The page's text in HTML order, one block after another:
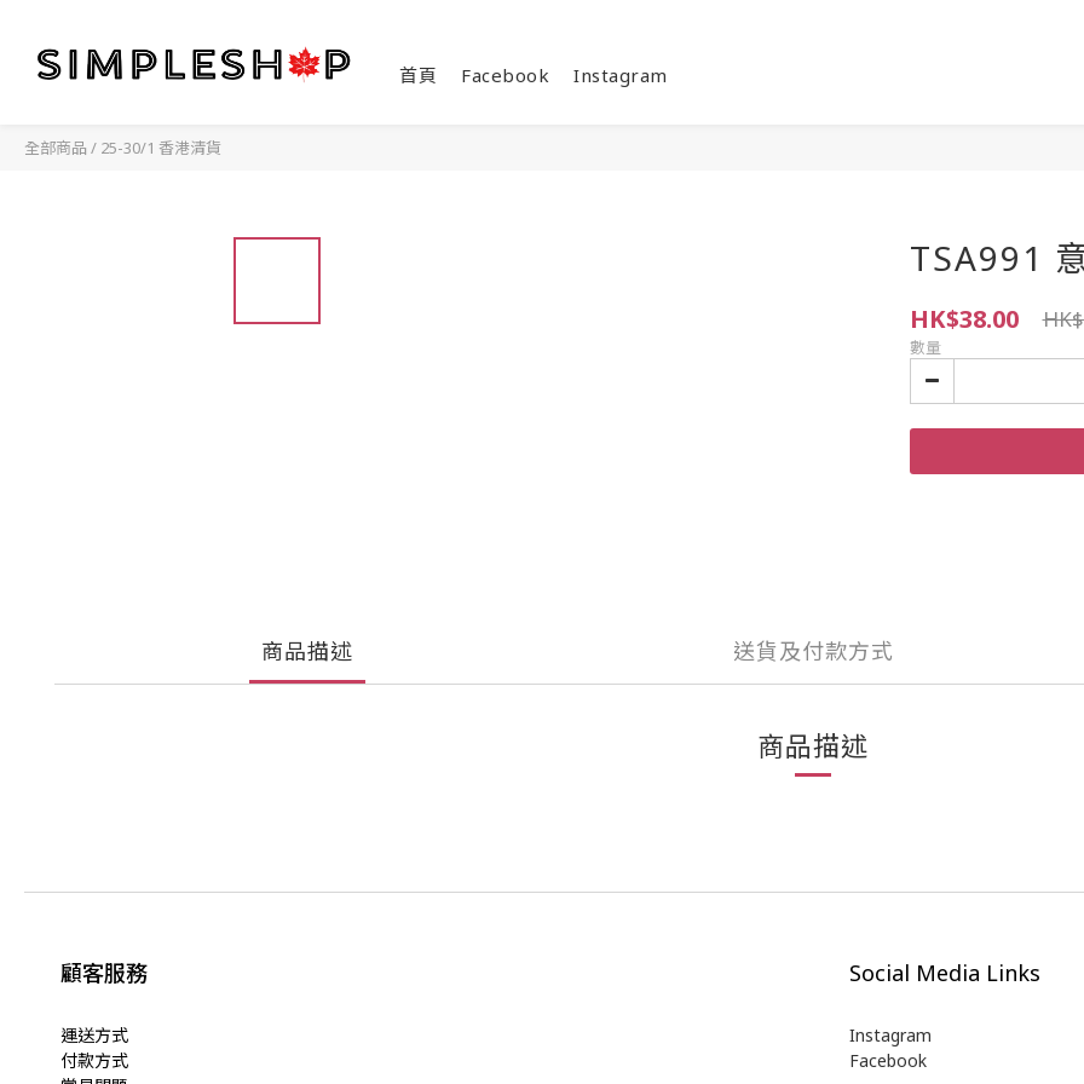
首頁 Facebook Instagram
全部商品 / 25-30/1 香港清貨
TSA991
HK$38.00
數量
商品描述 送貨及付款方式
商品描述
顧客服務
運送方式
付款方式
Social Media Links
Instagram
Facebook